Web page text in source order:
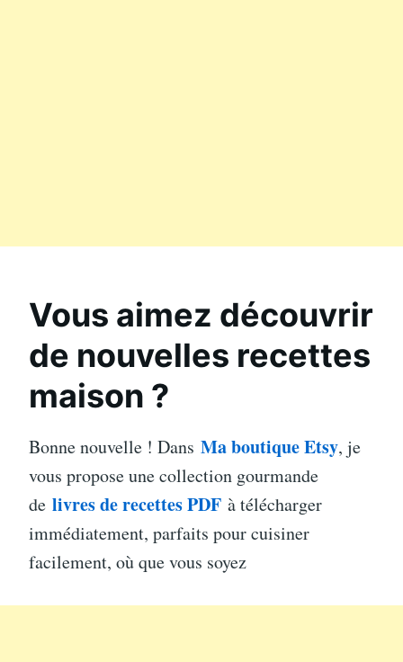
Vous aimez découvrir
de nouvelles recettes
maison ?
Bonne nouvelle ! Dans Ma boutique Etsy, je
vous propose une collection gourmande
de livres de recettes PDF à télécharger
immédiatement, parfaits pour cuisiner
facilement, où que vous soyez